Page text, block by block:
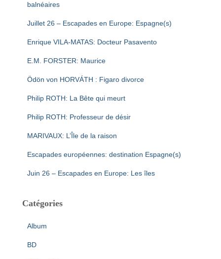
balnéaires
Juillet 26 – Escapades en Europe: Espagne(s)
Enrique VILA-MATAS: Docteur Pasavento
E.M. FORSTER: Maurice
Ödön von HORVÁTH : Figaro divorce
Philip ROTH: La Bête qui meurt
Philip ROTH: Professeur de désir
MARIVAUX: L’Île de la raison
Escapades européennes: destination Espagne(s)
Juin 26 – Escapades en Europe: Les îles
Catégories
Album
BD